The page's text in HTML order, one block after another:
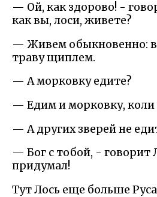
— Ой, как здорово! -
как вы, лоси, живете?
— Живем обыкновенно:
траву щиплем.
— А морковку едите?
— Едим и морковку, коли
— А других зверей не
— Бог с тобой, - говорит
придумал!
Тут Лось еще больше